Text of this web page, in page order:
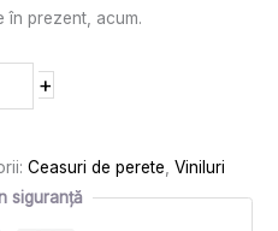
în prezent, acum.
+
Ceasuri de perete ,Viniluri
siguranță